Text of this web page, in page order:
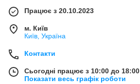
Працює з 20.10.2023
м. Київ
Київ, Україна
Контакти
Сьогодні працює з 10:00 до 18:00
Показати весь графік роботи